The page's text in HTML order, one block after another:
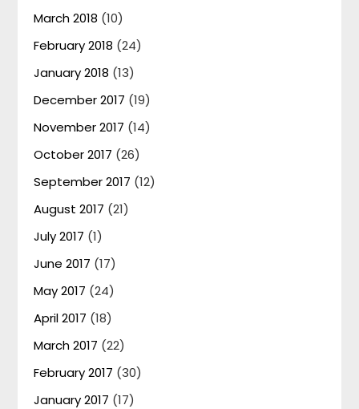
March 2018 (10)
February 2018 (24)
January 2018 (13)
December 2017 (19)
November 2017 (14)
October 2017 (26)
September 2017 (12)
August 2017 (21)
July 2017 (1)
June 2017 (17)
May 2017 (24)
April 2017 (18)
March 2017 (22)
February 2017 (30)
January 2017 (17)